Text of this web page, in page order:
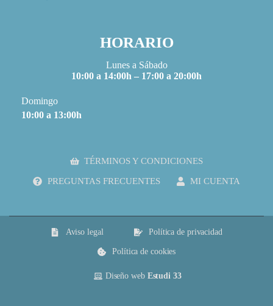
HORARIO
Lunes a Sábado
10:00 a 14:00h – 17:00 a 20:00h
Domingo
10:00 a 13:00h
TÉRMINOS Y CONDICIONES
PREGUNTAS FRECUENTES MI CUENTA
Aviso legal Política de privacidad
Política de cookies
Diseño web Estudi 33